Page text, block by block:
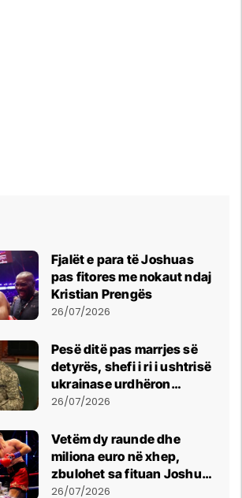
Fjalët e para të Joshuas
pas fitores me nokaut ndaj
Kristian Prengës
26/07/2026
Pesë ditë pas marrjes së
detyrës, shefi i ri i ushtrisë
ukrainase urdhëron
kontroll të madh
26/07/2026
Vetëm dy raunde dhe
miliona euro në xhep,
zbulohet sa fituan Joshua
e Prenga
26/07/2026